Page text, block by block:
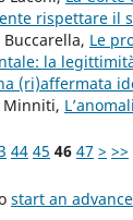
rispettare il
Buccarella, Le
la
(ri)affermata
Minniti,
44 45 46 47 > >>
start an